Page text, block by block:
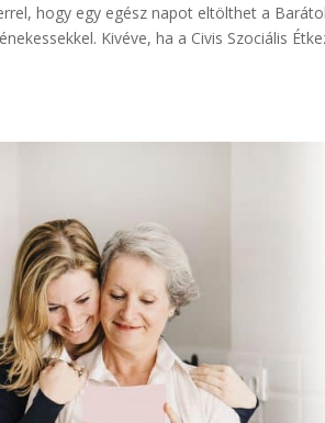
hogy egy egész napot eltölthet a
Kivéve, ha a Civis Szociális